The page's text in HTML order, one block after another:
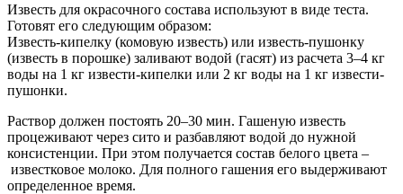
Известь для окрасочного состава используют в виде теста.
Готовят его следующим образом:
Известь-кипелку (комовую известь) или известь-пушонку
(известь в порошке) заливают водой (гасят) из расчета 3–4 кг
воды на 1 кг извести-кипелки или 2 кг воды на 1 кг извести-
пушонки.
Раствор должен постоять 20–30 мин. Гашеную известь
процеживают через сито и разбавляют водой до нужной
консистенции. При этом получается состав белого цвета –
известковое молоко. Для полного гашения его выдерживают
определенное время.